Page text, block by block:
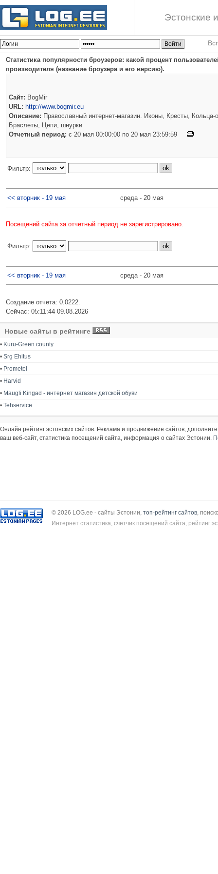
Эстонские
Статистика популярности броузеров: какой процент
производителя (название броузера и его версию).
Сайт: BogMir
URL: http://www.bogmir.eu
Описание: Православный интернет-магазин. Иконы, Кресты, Кольца-
Браслеты, Цепи, шнурки
Отчетный период: c 20 мая 00:00:00 по 20 мая 23:59:59
Фильтр:
<< вторник - 19 мая среда - 20 мая
Посещений сайта за отчетный период не зарегистрировано.
Фильтр:
<< вторник - 19 мая среда - 20 мая
Создание отчета: 0.0222.
Сейчас: 05:11:44 09.08.2026
Новые сайты в рейтинге
• Kuru-Green county
• Srg Ehitus
• Prometei
• Harvid
• Maugli Kingad - интернет магазин детской обуви
• Tehservice
Онлайн рейтинг эстонских сайтов. Реклама и продвижение сайтов,
ваш веб-сайт, статистика посещений сайта, информация о сайтах Эстонии.
© 2026 LOG.ee - сайты Эстонии, топ-рейтинг сайтов ,
Интернет статистика, счетчик посещений сайта, рейтинг